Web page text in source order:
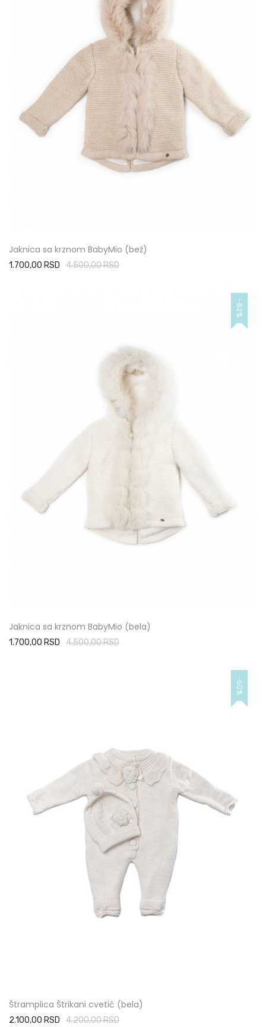
Jaknica sa krznom BabyMio (bež)
1.700,00 RSD 4.500,00 RSD
-62%
Jaknica sa krznom BabyMio (bela)
1.700,00 RSD 4.500,00 RSD
-50%
Štramplica Štrikani cvetić (bela)
2.100,00 RSD 4.200,00 RSD